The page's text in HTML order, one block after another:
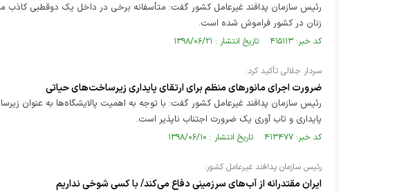
رئیس سازمان پدافند غیرعامل کشور گفت: متأسفانه برخی در داخل یک دوقطبی کاذب
زنان در کشور فراموش شده است.
کد خبر: ۴۱۵۱۱۳ تاریخ انتشار : ۱۳۹۸/۰۶/۲۱
سردار جلالی تأکید کرد:
ضرورت اجرای مانورهای منظم برای ارتقای پایداری زیرساخت‌های حیاتی
رئیس سازمان پدافند غیرعامل کشور گفت: با توجه به اهمیت پالایشگاه‌ها به عنوان
پایداری و تاب آوری یک ضرورت اجتناب ناپذیر است.
کد خبر: ۴۱۳۴۷۷ تاریخ انتشار : ۱۳۹۸/۰۶/۱۰
رئیس سازمان پدافند غیرعامل کشور:
ایران مقتدرانه از آب‌های سرزمینی دفاع می‌کند/ با کسی شوخی نداریم